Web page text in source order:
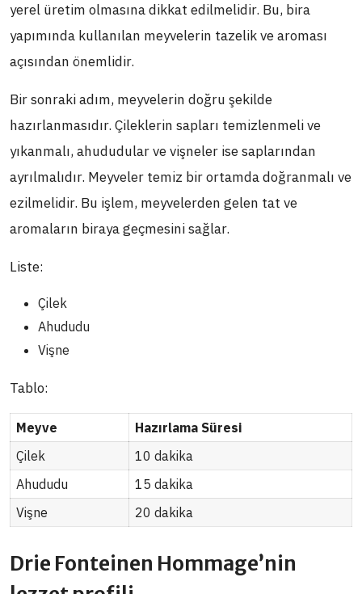
yerel üretim olmasına dikkat edilmelidir. Bu, bira
yapımında kullanılan meyvelerin tazelik ve aroması
açısından önemlidir.
Bir sonraki adım, meyvelerin doğru şekilde
hazırlanmasıdır. Çileklerin sapları temizlenmeli ve
yıkanmalı, ahududular ve vişneler ise saplarından
ayrılmalıdır. Meyveler temiz bir ortamda doğranmalı ve
ezilmelidir. Bu işlem, meyvelerden gelen tat ve
aromaların biraya geçmesini sağlar.
Liste:
Çilek
Ahududu
Vişne
Tablo:
Meyve
Hazırlama Süresi
Çilek
10 dakika
Ahududu
15 dakika
Vişne
20 dakika
Drie Fonteinen Hommage’nin